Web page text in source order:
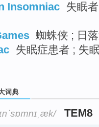
Insomniac 失眠
蜘蛛侠 ; 日
失眠症患者 ; 失
词典
TEM8